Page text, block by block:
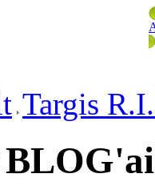
Targis
BLOG'ai